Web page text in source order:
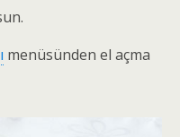
menüsünden el açma